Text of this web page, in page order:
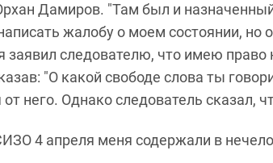
Дамиров. "Там был и
жалобу о моем состоянии, но
заявил следователю, что имею право
"О какой свободе слова ты
него. Однако следователь сказал,
4 апреля меня содержали в